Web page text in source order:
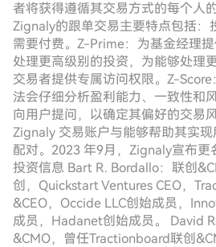
者将获得遵循其交易方式的每个人
Zignaly的跟单交易主要特点包括：
需要付费。Z-Prime：为基金经理
处理更高级别的投资，为能够处理
交易者提供专属访问权限。Z-
法会仔细分析盈利能力、一致性和
向用户提问，以确定其偏好的交易
Zignaly 交易账户与能够帮助其实
配对。2023 年9月，Zignaly宣布更
投资信息 Bart R. Bordallo：联创
创，Quickstart Ventures CEO，
&CEO，Occide LLC创始成员，
成员，Hadanet创始成员。 David
&CMO，曾任Tractionboard联创